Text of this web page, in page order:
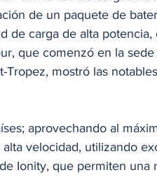
de un paquete de
de carga de alta
que comenzó en la
mostró las
aprovechando al
velocidad, utilizando
Ionity, que permiten una